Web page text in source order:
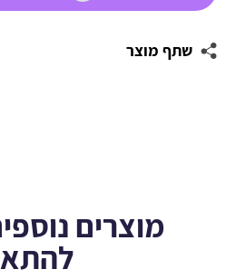
שתף מוצר
מוצרים